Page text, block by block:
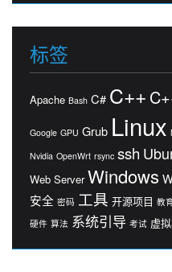
标签
Apache Bash C# C++
Google GPU Grub Linux
Nvidia OpenWrt rsync ssh
Web Server Windows
安全 密码 工具 开源项目 教
硬件 算法 系统引导 考试 虚